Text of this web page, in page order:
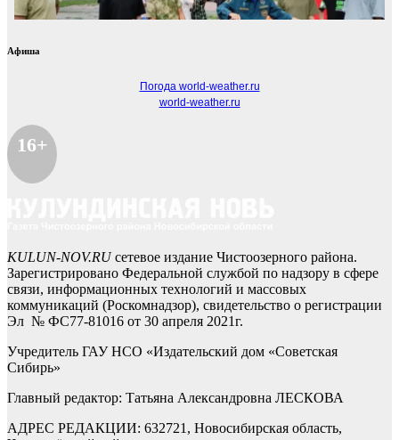
Афиша
Погода world-weather.ru
world-weather.ru
16+
KULUN-NOV.RUсетевое издание Чистоозерного района.
Зарегистрировано Федеральной службой по надзору в сфере
связи, информационных технологий и массовых
коммуникаций (Роскомнадзор), свидетельство о регистрации
Эл № ФС77-81016 от 30 апреля 2021г.
Учредитель ГАУ НСО «Издательский дом «Советская
Сибирь»
Главный редактор: Татьяна Александровна ЛЕСКОВА
АДРЕС РЕДАКЦИИ: 632721, Новосибирская область,